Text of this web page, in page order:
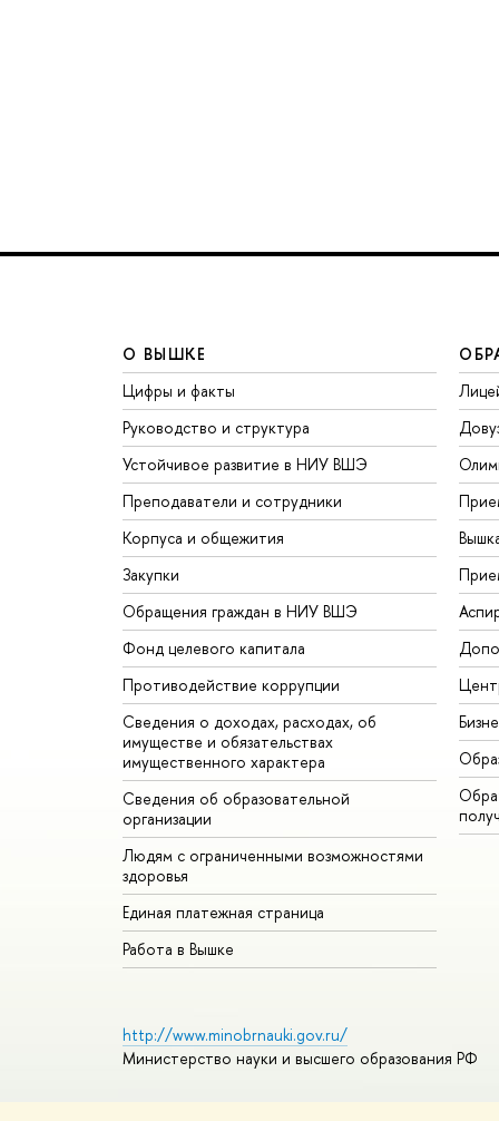
О ВЫШКЕ
Цифры и факты
Руководство и структура
Устойчивое развитие в НИУ ВШЭ
Преподаватели и сотрудники
Корпуса и общежития
Закупки
Обращения граждан в НИУ ВШЭ
Фонд целевого капитала
Противодействие коррупции
Сведения о доходах, расходах, об
имуществе и обязательствах
имущественного характера
Сведения об образовательной
организации
Людям с ограниченными возможностями
здоровья
Единая платежная страница
Работа в Вышке
http://www.minobrnauki.gov.ru/
Министерство науки и высшего образования РФ